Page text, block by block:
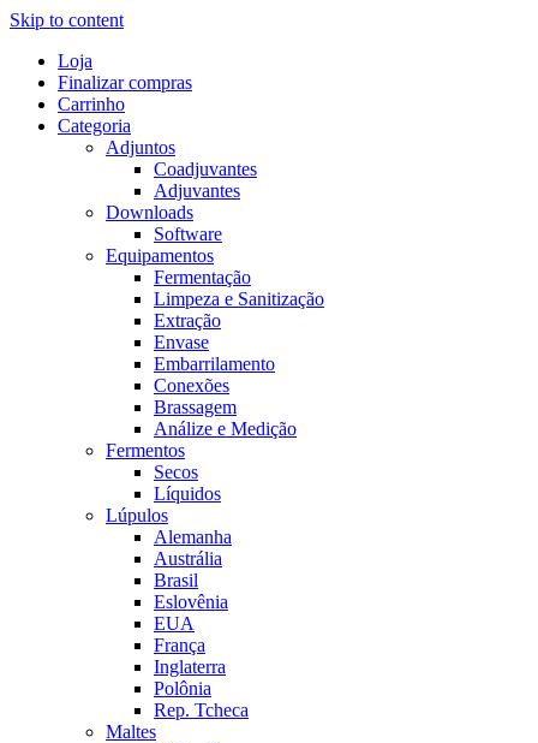
Skip to content
Loja
Finalizar compras
Carrinho
Categoria
Adjuntos
Coadjuvantes
Adjuvantes
Downloads
Software
Equipamentos
Fermentação
Limpeza e Sanitização
Extração
Envase
Embarrilamento
Conexões
Brassagem
Análize e Medição
Fermentos
Secos
Líquidos
Lúpulos
Alemanha
Austrália
Brasil
Eslovênia
EUA
França
Inglaterra
Polônia
Rep. Tcheca
Maltes